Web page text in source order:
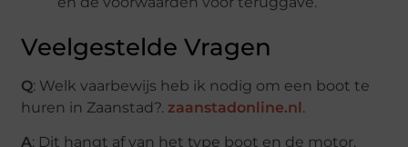
Veelgestelde Vragen
Q: Welk vaarbewijs heb ik nodig om een boot te
huren in Zaanstad?.zaanstadonline.nl.
A: Dit hangt af van het type boot en de motor.